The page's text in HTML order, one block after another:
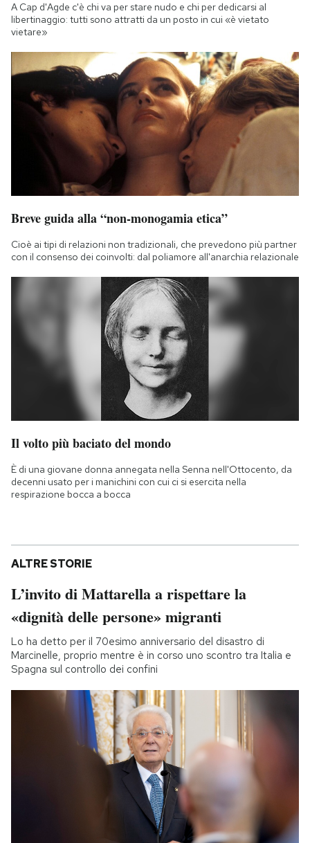
A Cap d'Agde c'è chi va per stare nudo e chi per dedicarsi al
libertinaggio: tutti sono attratti da un posto in cui «è vietato
vietare»
Breve guida alla “non-monogamia etica”
Cioè ai tipi di relazioni non tradizionali, che prevedono più partner
con il consenso dei coinvolti: dal poliamore all'anarchia relazionale
Il volto più baciato del mondo
È di una giovane donna annegata nella Senna nell'Ottocento, da
decenni usato per i manichini con cui ci si esercita nella
respirazione bocca a bocca
ALTRE STORIE
L’invito di Mattarella a rispettare la
«dignità delle persone» migranti
Lo ha detto per il 70esimo anniversario del disastro di
Marcinelle, proprio mentre è in corso uno scontro tra Italia e
Spagna sul controllo dei confini